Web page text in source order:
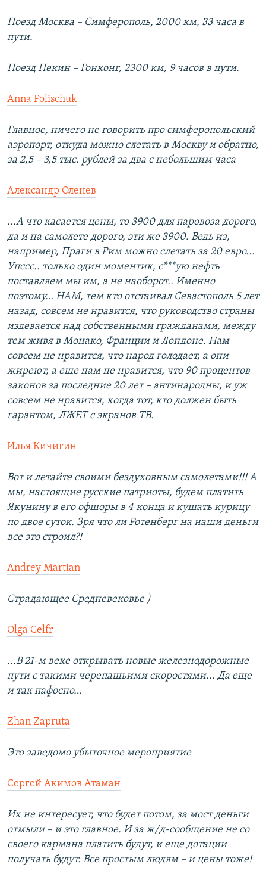
Поезд Москва – Симферополь, 2000 км, 33 часа в
пути.
Поезд Пекин – Гонконг, 2300 км, 9 часов в пути.
Anna Polischuk
Главное, ничего не говорить про симферопольский
аэропорт, откуда можно слетать в Москву и обратно,
за 2,5 – 3,5 тыс. рублей за два с небольшим часа
Александр Оленев
...А что касается цены, то 3900 для паровоза дорого,
да и на самолете дорого, эти же 3900. Ведь из,
например, Праги в Рим можно слетать за 20 евро...
Упссс.. только один моментик, с***ую нефть
поставляем мы им, а не наоборот.. Именно
поэтому… НАМ, тем кто отстаивал Севастополь 5 лет
назад, совсем не нравится, что руководство страны
издевается над собственными гражданами, между
тем живя в Монако, Франции и Лондоне. Нам
совсем не нравится, что народ голодает, а они
жиреют, а еще нам не нравится, что 90 процентов
законов за последние 20 лет – антинародны, и уж
совсем не нравится, когда тот, кто должен быть
гарантом, ЛЖЕТ с экранов ТВ.
Илья Кичигин
Вот и летайте своими бездуховным самолетами!!! А
мы, настоящие русские патриоты, будем платить
Якунину в его офшоры в 4 конца и кушать курицу
по двое суток. Зря что ли Ротенберг на наши деньги
все это строил?!
Andrey Martian
Страдающее Средневековье )
Olga Celfr
...В 21-м веке открывать новые железнодорожные
пути с такими черепашьими скоростями... Да еще
и так пафосно…
Zhan Zapruta
Это заведомо убыточное мероприятие
Сергей Акимов Атаман
Их не интересует, что будет потом, за мост деньги
отмыли – и это главное. И за ж/д-сообщение не со
своего кармана платить будут, и еще дотации
получать будут. Все простым людям – и цены тоже!